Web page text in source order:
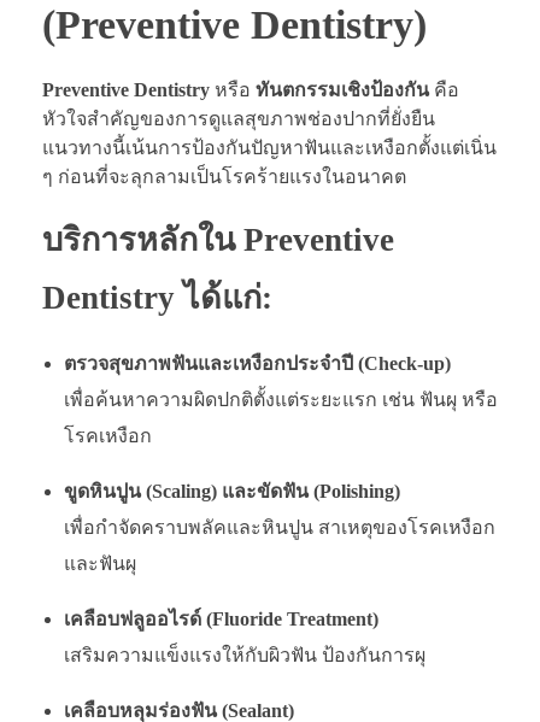
(Preventive Dentistry)
Preventive Dentistry หรือ ทันตกรรมเชิงป้องกันคือ
หัวใจสำคัญของการดูแลสุขภาพช่องปากที่ยั่งยืน
แนวทางนี้เน้นการป้องกันปัญหาฟันและเหงือกตั้งแต่เนิ่น
ๆ ก่อนที่จะลุกลามเป็นโรคร้ายแรงในอนาคต
บริการหลักใน Preventive
Dentistry ได้แก่:
ตรวจสุขภาพฟันและเหงือกประจำปี (Check-up)
เพื่อค้นหาความผิดปกติตั้งแต่ระยะแรก เช่น ฟันผุ หรือ
โรคเหงือก
ขูดหินปูน (Scaling) และขัดฟัน (Polishing)
เพื่อกำจัดคราบพลัคและหินปูน สาเหตุของโรคเหงือก
และฟันผุ
เคลือบฟลูออไรด์ (Fluoride Treatment)
เสริมความแข็งแรงให้กับผิวฟัน ป้องกันการผุ
เคลือบหลุมร่องฟัน (Sealant)